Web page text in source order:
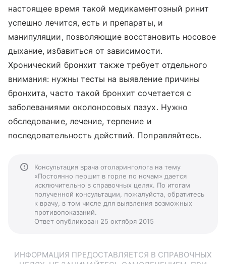
настоящее время такой медикаментозный ринит
успешно лечится, есть и препараты, и
манипуляции, позволяющие восстановить носовое
дыхание, избавиться от зависимости.
Хронический бронхит также требует отдельного
внимания: нужны тесты на выявление причины
бронхита, часто такой бронхит сочетается с
заболеваниями околоносовых пазух. Нужно
обследование, лечение, терпение и
последовательность действий. Поправляйтесь.
Консультация врача отоларинголога на тему
«Постоянно першит в горле по ночам» дается
исключительно в справочных целях. По итогам
полученной консультации, пожалуйста, обратитесь
к врачу, в том числе для выявления возможных
противопоказаний.
Ответ опубликован 25 октября 2015
ИНФОРМАЦИЯ ПРЕДОСТАВЛЯЕТСЯ В СПРАВОЧНЫХ